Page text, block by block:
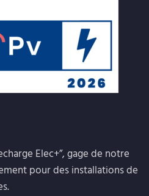
Elec+”, gage de notre
pour des installations de